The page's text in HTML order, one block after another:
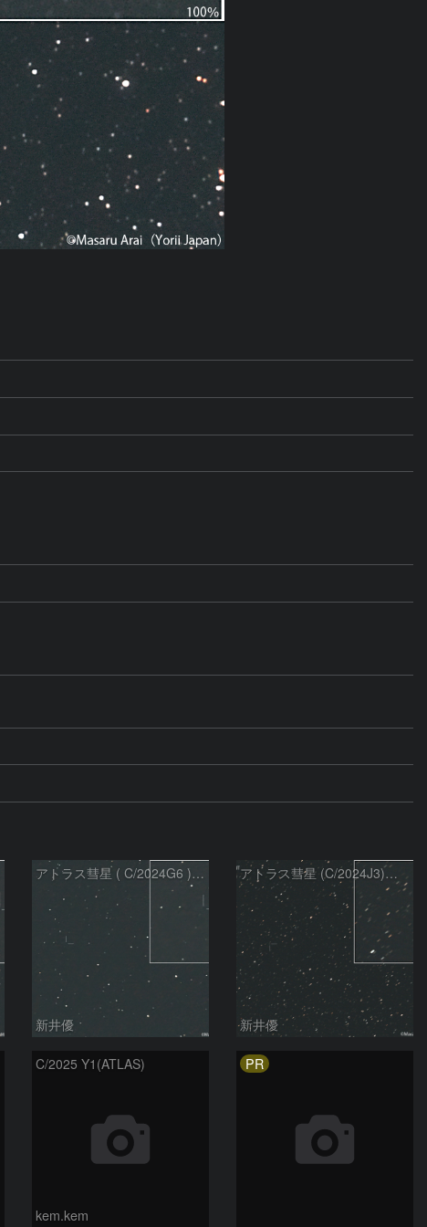
アトラス彗星 ( C/2024G6 )：2026/07/09
新井優
アトラス彗星 (C/2024J3)：2026/07/09
新井優
C/2025 Y1(ATLAS)
kem.kem
PR